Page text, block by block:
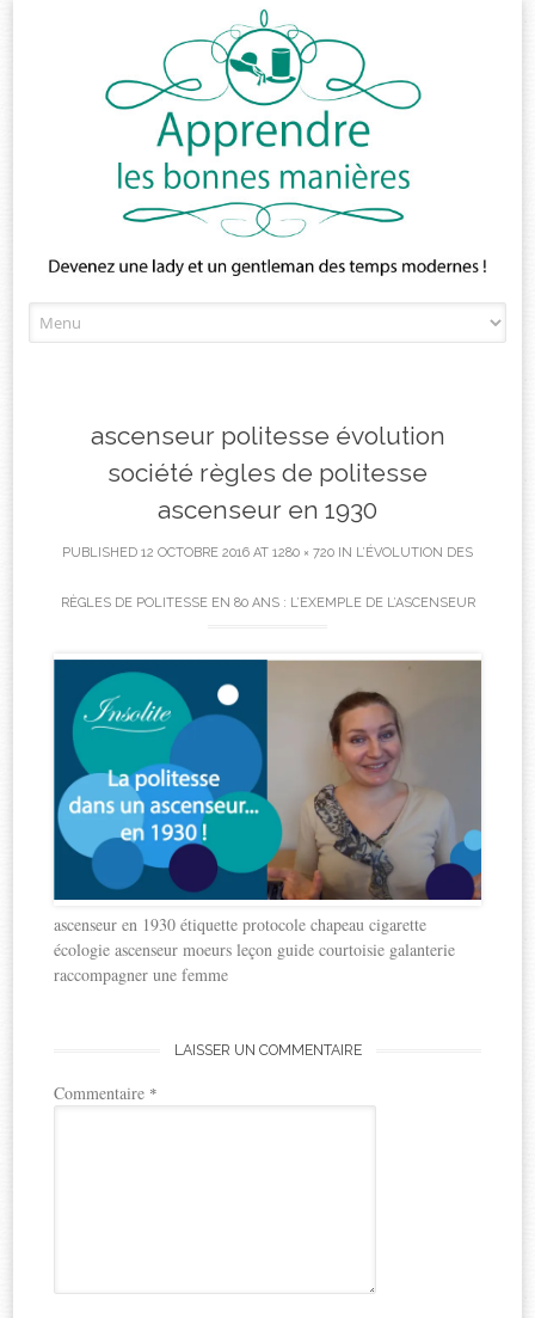
to
ascenseur politesse évolution
société règles de politesse
ascenseur en 1930
PUBLISHED 12 OCTOBRE 2016 AT 1280 × 720 IN L’ÉVOLUTION DES
RÈGLES DE POLITESSE EN 80 ANS : L’EXEMPLE DE L’ASCENSEUR
ascenseur en 1930 étiquette protocole chapeau cigarette
écologie ascenseur moeurs leçon guide courtoisie galanterie
raccompagner une femme
LAISSER UN COMMENTAIRE
Commentaire *